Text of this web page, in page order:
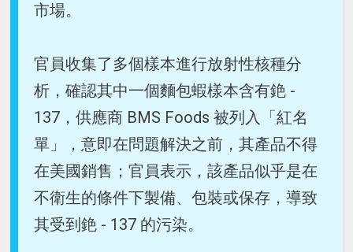
市場。
官員收集了多個樣本進行放射性核種分
析，確認其中一個麵包蝦樣本含有銫 -
137，供應商 BMS Foods 被列入「紅名
單」，意即在問題解決之前，其產品不得
在美國銷售；官員表示，該產品似乎是在
不衛生的條件下製備、包裝或保存，導致
其受到銫 - 137 的污染。